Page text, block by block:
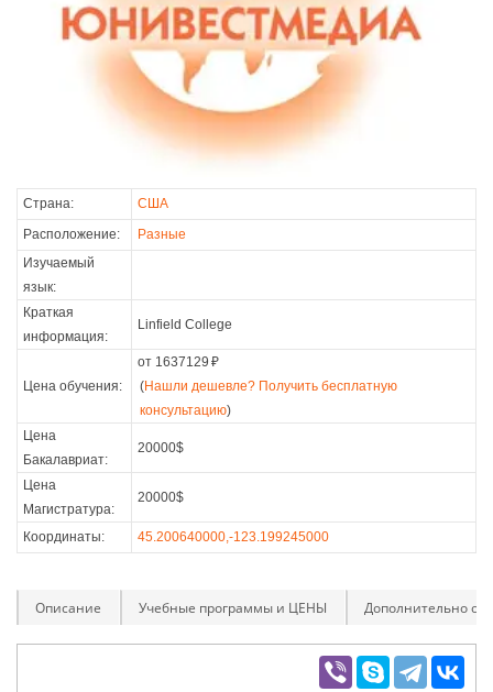
Страна:
США
Расположение:
Разные
Изучаемый
язык:
Краткая
информация:
Linfield College
Цена обучения:
от 1637129 ₽
(Нашли дешевле? Получить бесплатную
консультацию)
Цена
Бакалавриат:
20000$
Цена
Магистратура:
20000$
Координаты: 45.200640000,-123.199245000
Описание Учебные программы и ЦЕНЫ Дополнительно